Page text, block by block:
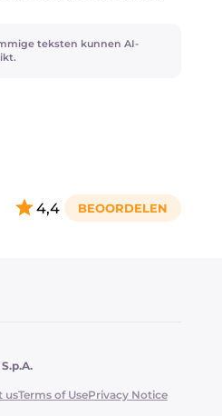
teksten kunnen AI-
4,4
usTerms of UsePrivacy Notice